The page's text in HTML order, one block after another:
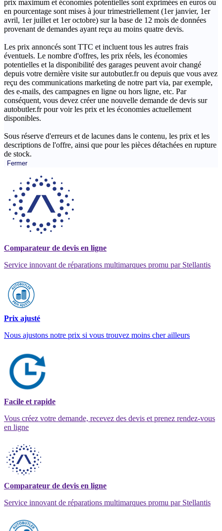
prix maximum et économies potentielles sont exprimées en euros ou
en pourcentage sont mises à jour trimestriellement (1er janvier, 1er
avril, 1er juillet et 1er octobre) sur la base de 12 mois de données
provenant de demandes ayant reçu au moins quatre devis.
Les prix annoncés sont TTC et incluent tous les autres frais
éventuels. Le nombre d'offres, les prix réels, les économies
potentielles et la disponibilité des garages peuvent avoir changé
depuis votre dernière visite sur autobutler.fr ou depuis que vous avez
reçu des communications marketing de notre part via, par exemple,
des e-mails, des campagnes en ligne ou hors ligne, etc. Par
conséquent, vous devez créer une nouvelle demande de devis sur
autobutler.fr pour voir les prix et les économies actuellement
disponibles.
Sous réserve d'erreurs et de lacunes dans le contenu, les prix et les
descriptions de l'offre, ainsi que pour les pièces détachées en rupture
de stock.
Fermer
Comparateur de devis en ligne
Service innovant de réparations multimarques promu par Stellantis
Prix ajusté
Nous ajustons notre prix si vous trouvez moins cher ailleurs
Facile et rapide
Vous créez votre demande, recevez des devis et prenez rendez-vous
en ligne
Comparateur de devis en ligne
Service innovant de réparations multimarques promu par Stellantis